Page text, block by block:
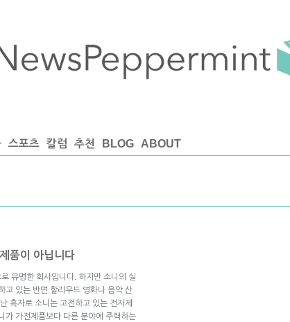
스포츠 칼럼 추천 BLOG ABOUT
품이 아닙니다
유명한 회사입니다. 하지만 소니의 실
고 있는 반면 할리우드 영화나 음악 산
흑자로 소니는 고전하고 있는 전자제
가 가전제품보다 다른 분야에 주력하는